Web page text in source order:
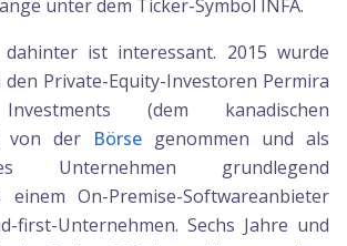
unter dem Ticker-Symbol INFA.
dahinter ist interessant. 2015 wurde
Private-Equity-Investoren Permira
(dem kanadischen
von der Börse genommen und als
Unternehmen grundlegend
einem On-Premise-Softwareanbieter
first-Unternehmen. Sechs Jahre und